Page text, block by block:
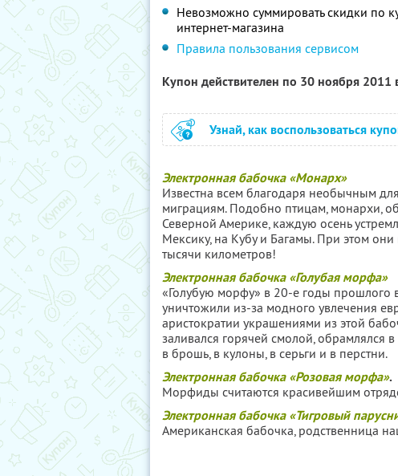
Невозможно суммировать скидки по
интернет-магазина
Правила пользования сервисом
Купон действителен по 30 ноября 2011
Узнай, как воспользоваться
Электронная бабочка «Монарх»
Известна всем благодаря необычным
миграциям. Подобно птицам, монархи,
Северной Америке, каждую осень
Мексику, на Кубу и Багамы. При этом
тысячи километров!
Электронная бабочка «Голубая морфа»
«Голубую морфу» в 20-е годы прошлого
уничтожили из-за модного увлечения
аристократии украшениями из этой
заливался горячей смолой, обрамлялся в
в брошь, в кулоны, в серьги и в перстни.
Электронная бабочка «Розовая морфа».
Морфиды считаются красивейшим
Электронная бабочка «Тигровый
Американская бабочка, родственница